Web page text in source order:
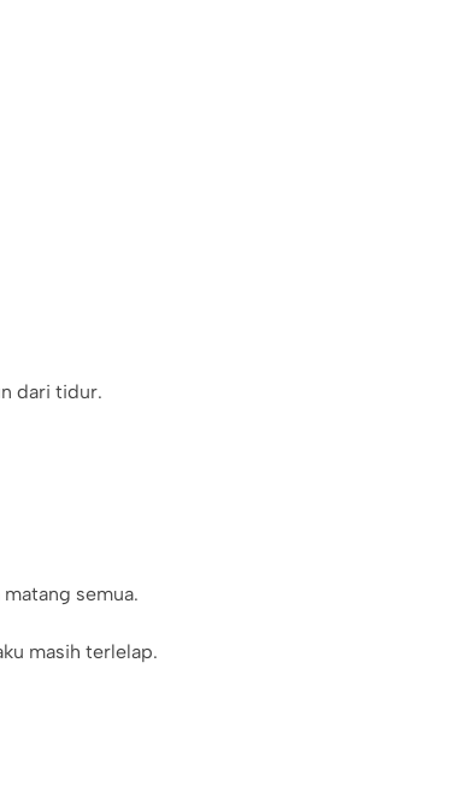
dari tidur.
semua.
masih terlelap.